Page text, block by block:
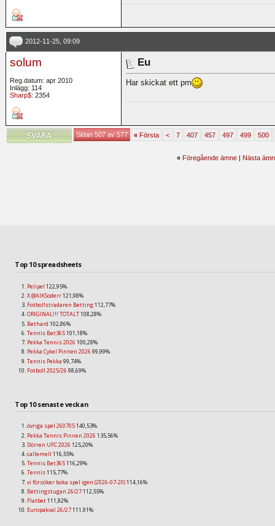
2012-11-25, 09:09
solum
Reg.datum: apr 2010
Inlägg: 114
Sharp$: 2354
Eu
Har skickat ett pm
Sidan 507 av 577 «Första < 7 407 457 497 499 500
« Föregående ämne| Nästa
Top 10 spreadsheets
Pelipel 122,95%
X @AIKSoderr121,98%
Fotbollstradaren Betting112,77%
ORIGINAL!!! TOTALT108,28%
Bethard 102,86%
Tennis Bet365101,18%
Pekka Tennis 2026 100,28%
Pekka Cykel Pinnen 2026 99,99%
Tennis Pekka 99,74%
Fotboll 2025/26 98,69%
Top 10 senaste veckan
övriga spel 260705140,53%
Pekka Tennis Pinnen 2026 135,56%
Dörren UFC 2026 125,20%
callemell 116,55%
Tennis Bet365116,29%
Tennis115,77%
vi försöker boka spel igen (2026-07-20)114,16%
Bettingstugan 26/27112,55%
Flatbet111,92%
Europakval 26/27111,91%